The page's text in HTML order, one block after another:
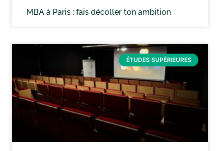
MBA à Paris : fais décoller ton ambition
ÉTUDES SUPÉRIEURES